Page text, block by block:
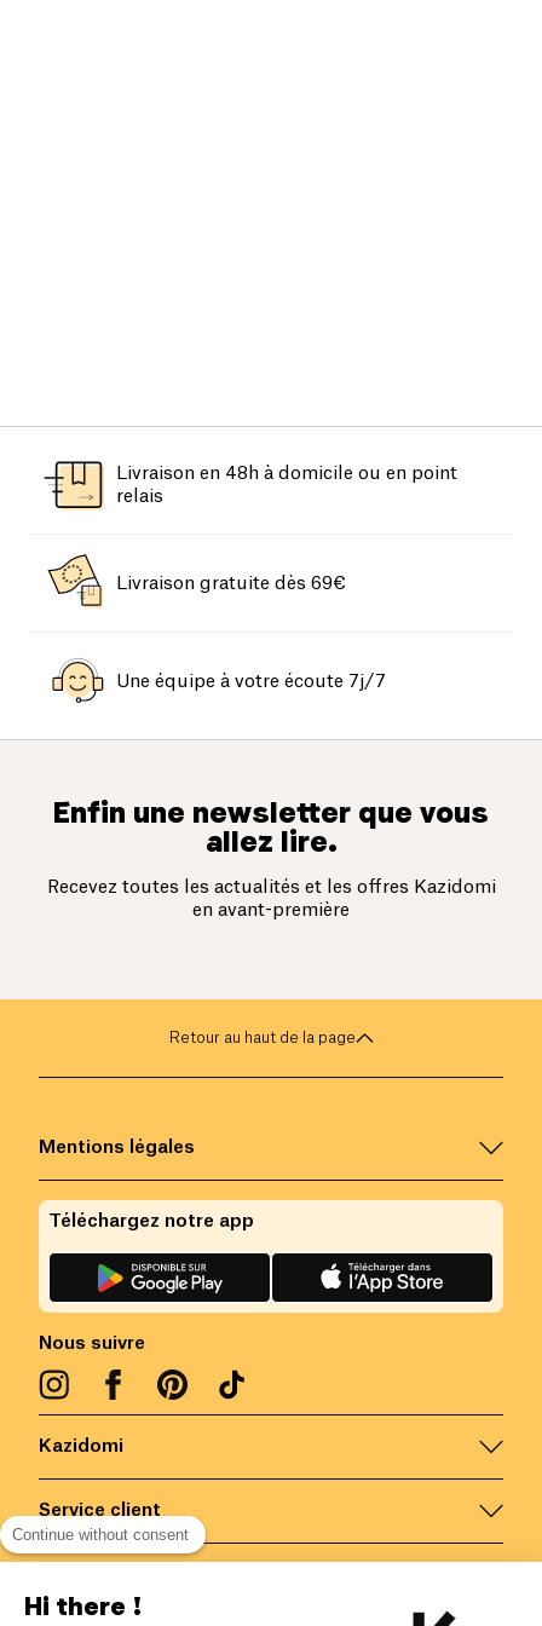
Livraison en 48h à domicile ou en point
relais
Livraison gratuite dès 69€
Une équipe à votre écoute 7j/7
Enfin une newsletter que vous
allez lire.
Recevez toutes les actualités et les offres Kazidomi
en avant-première
Retour au haut de la page
Kazidomi
Service client
Mentions légales
Nous suivre
Téléchargez notre app
Continue without consent
Hi there !